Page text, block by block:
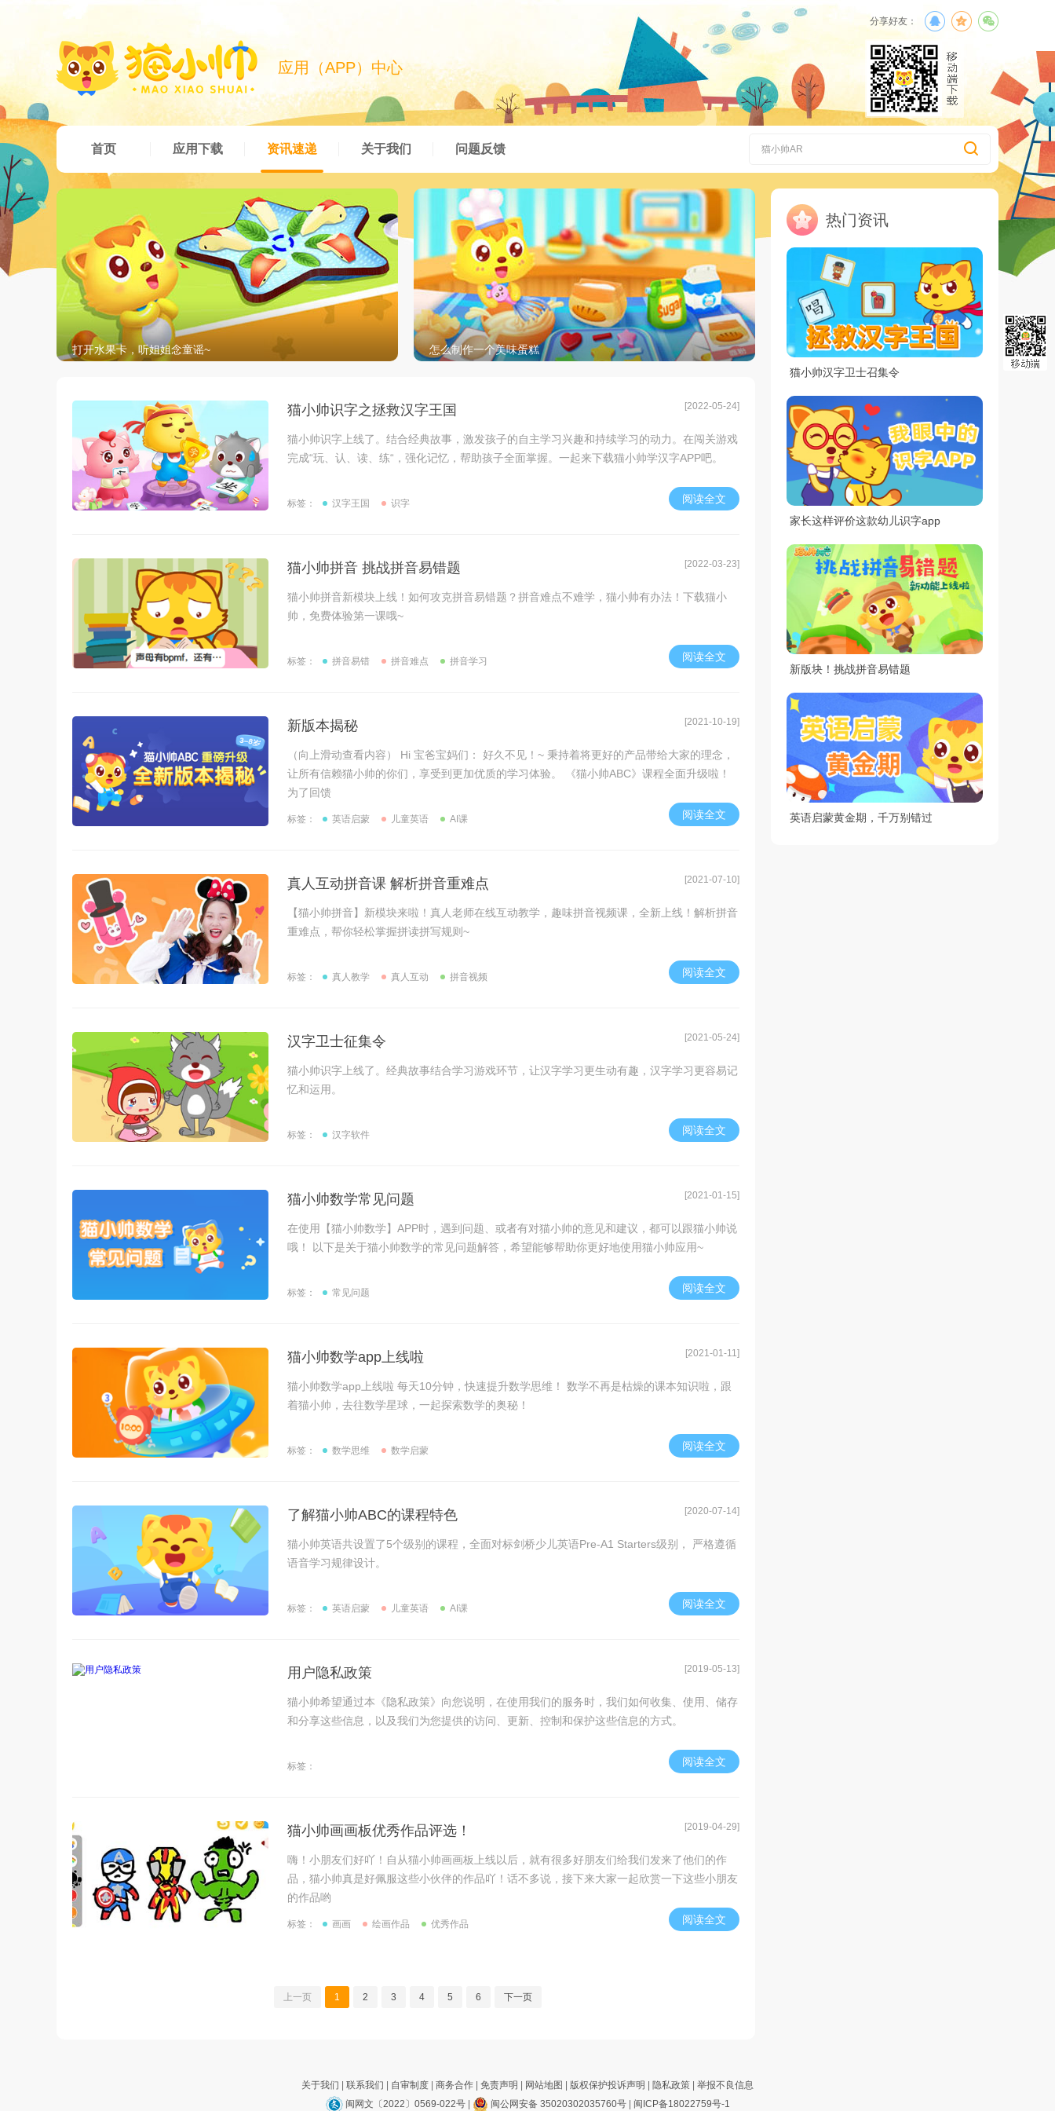
分享好友：
应用（APP）中心
首页 应用下载 资讯速递 关于我们 问题反馈
热门资讯
猫小帅汉字卫士召集令
家长这样评价这款幼儿识字app
新版块！挑战拼音易错题
英语启蒙黄金期，千万别错过
打开水果卡，听姐姐念童谣~ 怎么制作一个美味蛋糕
猫小帅识字之拯救汉字王国
猫小帅识字上线了。结合经典故事，激发孩子的自主学习兴趣和持续学习的动力。在闯关游戏
完成“玩、认、读、练“，强化记忆，帮助孩子全面掌握。一起来下载猫小帅学汉字APP吧。
阅读全文
[2022-05-24]
标签： 汉字王国 识字
猫小帅拼音 挑战拼音易错题
猫小帅拼音新模块上线！如何攻克拼音易错题？拼音难点不难学，猫小帅有办法！下载猫小
帅，免费体验第一课哦~
阅读全文
[2022-03-23]
标签： 拼音易错 拼音难点 拼音学习
新版本揭秘
（向上滑动查看内容） Hi 宝爸宝妈们： 好久不见！~ 秉持着将更好的产品带给大家的理念，
让所有信赖猫小帅的你们，享受到更加优质的学习体验。 《猫小帅ABC》课程全面升级啦！
为了回馈
阅读全文
[2021-10-19]
标签： 英语启蒙 儿童英语 AI课
真人互动拼音课 解析拼音重难点
【猫小帅拼音】新模块来啦！真人老师在线互动教学，趣味拼音视频课，全新上线！解析拼音
重难点，帮你轻松掌握拼读拼写规则~
阅读全文
[2021-07-10]
标签： 真人教学 真人互动 拼音视频
汉字卫士征集令
猫小帅识字上线了。经典故事结合学习游戏环节，让汉字学习更生动有趣，汉字学习更容易记
忆和运用。
阅读全文
[2021-05-24]
标签： 汉字软件
猫小帅数学常见问题
在使用【猫小帅数学】APP时，遇到问题、或者有对猫小帅的意见和建议，都可以跟猫小帅说
哦！ 以下是关于猫小帅数学的常见问题解答，希望能够帮助你更好地使用猫小帅应用~
阅读全文
[2021-01-15]
标签： 常见问题
猫小帅数学app上线啦
猫小帅数学app上线啦 每天10分钟，快速提升数学思维！ 数学不再是枯燥的课本知识啦，跟
着猫小帅，去往数学星球，一起探索数学的奥秘！
阅读全文
[2021-01-11]
标签： 数学思维 数学启蒙
了解猫小帅ABC的课程特色
猫小帅英语共设置了5个级别的课程，全面对标剑桥少儿英语Pre-A1 Starters级别， 严格遵循
语音学习规律设计。
阅读全文
[2020-07-14]
标签： 英语启蒙 儿童英语 AI课
用户隐私政策
猫小帅希望通过本《隐私政策》向您说明，在使用我们的服务时，我们如何收集、使用、储存
和分享这些信息，以及我们为您提供的访问、更新、控制和保护这些信息的方式。
阅读全文
[2019-05-13]
标签：
猫小帅画画板优秀作品评选！
嗨！小朋友们好吖！自从猫小帅画画板上线以后，就有很多好朋友们给我们发来了他们的作
品，猫小帅真是好佩服这些小伙伴的作品吖！话不多说，接下来大家一起欣赏一下这些小朋友
的作品哟
阅读全文
[2019-04-29]
标签： 画画 绘画作品 优秀作品
上一页 1 2 3 4 5 6 下一页
关于我们 联系我们 自审制度 商务合作 免责声明 网站地图 版权保护投诉声明 隐私政策
举报不良信息
闽网文〔2022〕0569-022号| 闽公网安备 35020302035760号 闽ICP备18022759号-1